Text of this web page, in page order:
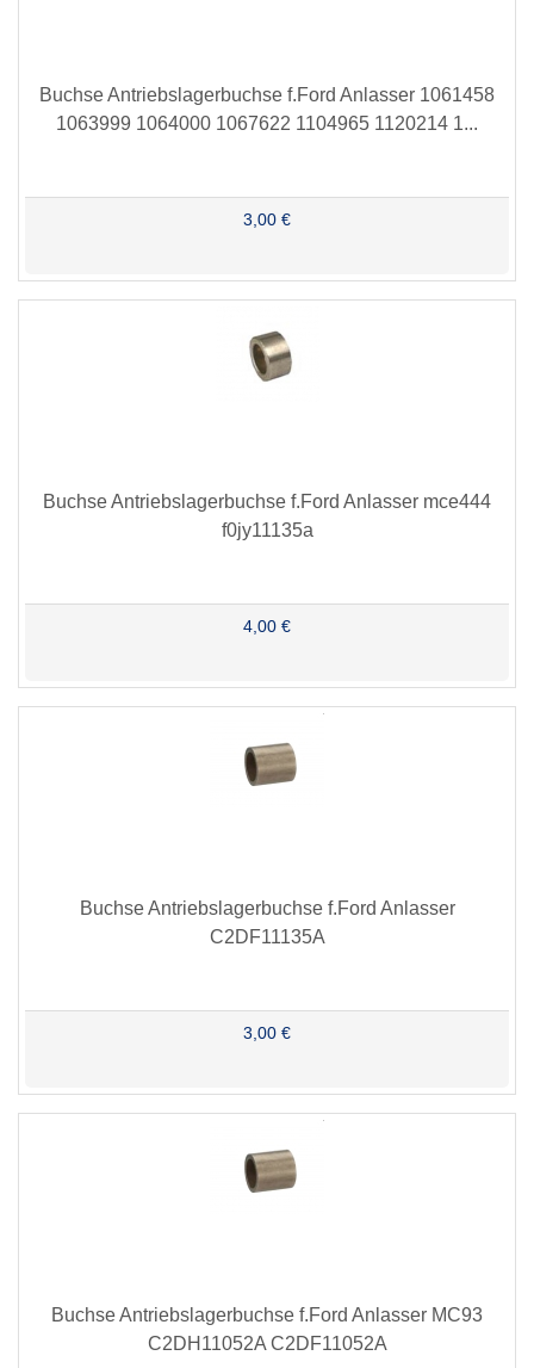
Buchse Antriebslagerbuchse f.Ford Anlasser 1061458
1063999 1064000 1067622 1104965 1120214 1...
3,00 €
Buchse Antriebslagerbuchse f.Ford Anlasser mce444
f0jy11135a
4,00 €
Buchse Antriebslagerbuchse f.Ford Anlasser
C2DF11135A
3,00 €
Buchse Antriebslagerbuchse f.Ford Anlasser MC93
C2DH11052A C2DF11052A